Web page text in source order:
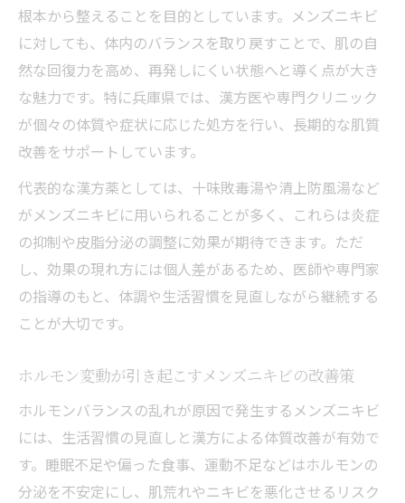
根本から整えることを目的としています。メンズニキビ
に対しても、体内のバランスを取り戻すことで、肌の自
然な回復力を高め、再発しにくい状態へと導く点が大き
な魅力です。特に兵庫県では、漢方医や専門クリニック
が個々の体質や症状に応じた処方を行い、長期的な肌質
改善をサポートしています。
代表的な漢方薬としては、十味敗毒湯や清上防風湯など
がメンズニキビに用いられることが多く、これらは炎症
の抑制や皮脂分泌の調整に効果が期待できます。ただ
し、効果の現れ方には個人差があるため、医師や専門家
の指導のもと、体調や生活習慣を見直しながら継続する
ことが大切です。
ホルモン変動が引き起こすメンズニキビの改善策
ホルモンバランスの乱れが原因で発生するメンズニキビ
には、生活習慣の見直しと漢方による体質改善が有効で
す。睡眠不足や偏った食事、運動不足などはホルモンの
分泌を不安定にし、肌荒れやニキビを悪化させるリスク